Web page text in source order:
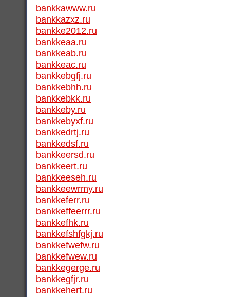
bankkawww.ru
bankkazxz.ru
bankke2012.ru
bankkeaa.ru
bankkeab.ru
bankkeac.ru
bankkebgfj.ru
bankkebhh.ru
bankkebkk.ru
bankkeby.ru
bankkebyxf.ru
bankkedrtj.ru
bankkedsf.ru
bankkeersd.ru
bankkeert.ru
bankkeeseh.ru
bankkeewrmy.ru
bankkeferr.ru
bankkeffeerrr.ru
bankkefhk.ru
bankkefshfgkj.ru
bankkefwefw.ru
bankkefwew.ru
bankkegerge.ru
bankkegfjr.ru
bankkehert.ru